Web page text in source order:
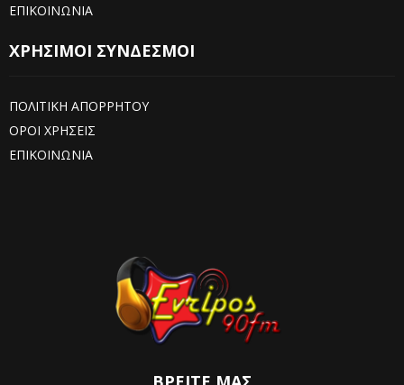
ΕΠΙΚΟΙΝΩΝΙΑ
ΧΡΗΣΙΜΟΙ ΣΥΝΔΕΣΜΟΙ
ΠΟΛΙΤΙΚΗ ΑΠΟΡΡΗΤΟΥ
ΟΡΟΙ ΧΡΗΣΕΙΣ
ΕΠΙΚΟΙΝΩΝΙΑ